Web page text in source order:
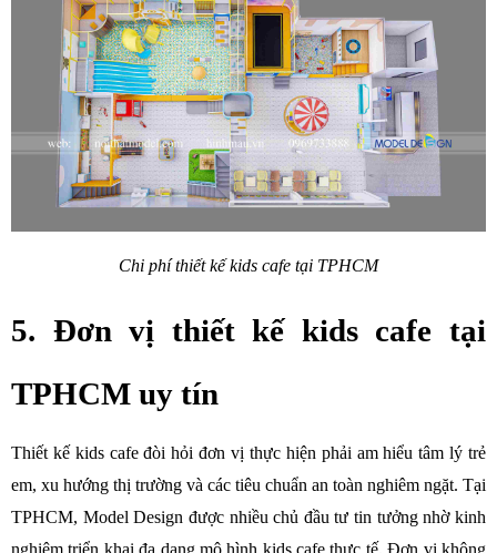
Chi phí thiết kế kids cafe tại TPHCM
5. Đơn vị thiết kế kids cafe tại
TPHCM uy tín
Thiết kế kids cafe đòi hỏi đơn vị thực hiện phải am hiểu tâm lý trẻ
em, xu hướng thị trường và các tiêu chuẩn an toàn nghiêm ngặt. Tại
TPHCM, Model Design được nhiều chủ đầu tư tin tưởng nhờ kinh
nghiệm triển khai đa dạng mô hình kids cafe thực tế. Đơn vị không